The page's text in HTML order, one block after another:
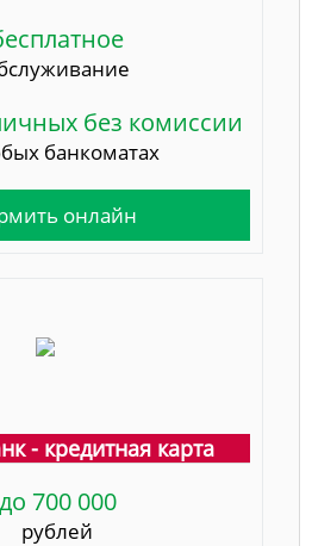
без комиссии
банкоматах
онлайн
- кредитная карта
до 700 000
рублей